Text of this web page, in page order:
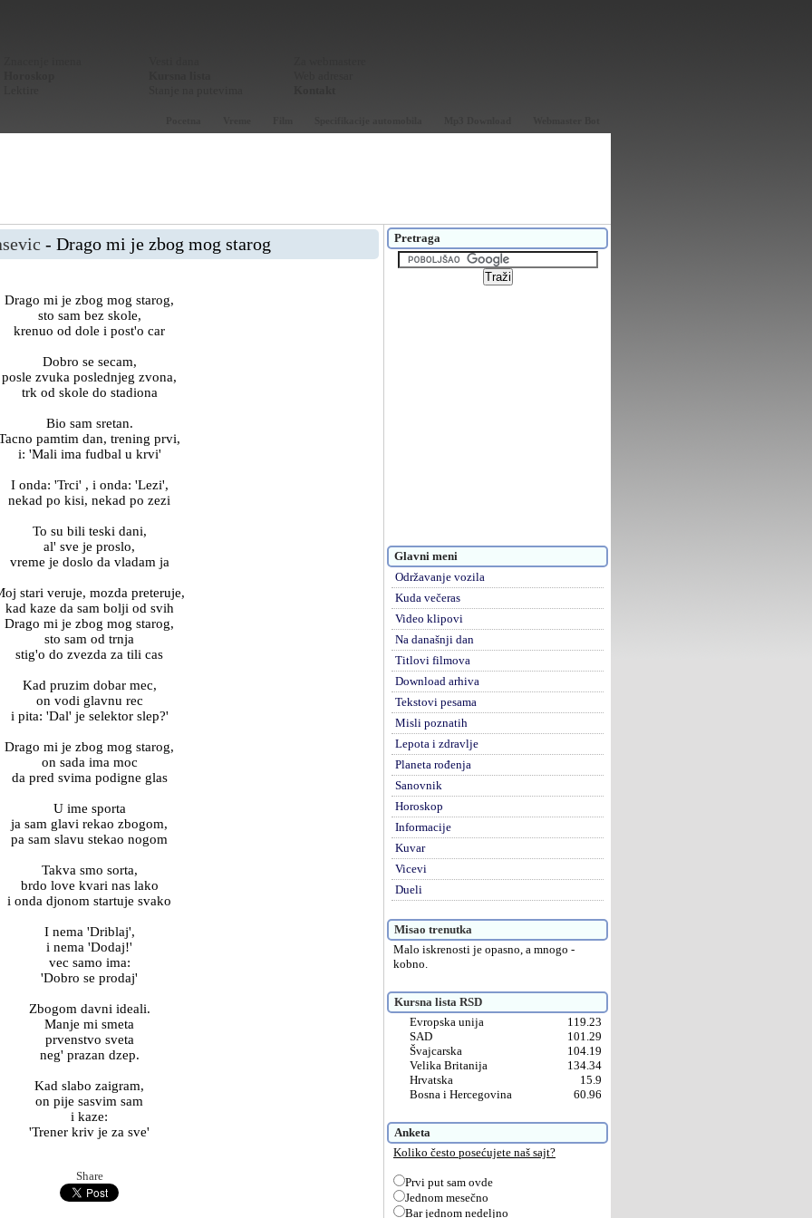
- Drago mi je zbog mog starog
Drago mi je zbog mog starog,
sto sam bez skole,
krenuo od dole i post'o car
Dobro se secam,
posle zvuka poslednjeg zvona,
trk od skole do stadiona
Bio sam sretan.
pamtim dan, trening prvi,
i: 'Mali ima fudbal u krvi'
I onda: 'Trci' , i onda: 'Lezi',
nekad po kisi, nekad po zezi
To su bili teski dani,
al' sve je proslo,
vreme je doslo da vladam ja
stari veruje, mozda preteruje,
kad kaze da sam bolji od svih
Drago mi je zbog mog starog,
sto sam od trnja
stig'o do zvezda za tili cas
Kad pruzim dobar mec,
on vodi glavnu rec
i pita: 'Dal' je selektor slep?'
Drago mi je zbog mog starog,
on sada ima moc
da pred svima podigne glas
U ime sporta
ja sam glavi rekao zbogom,
pa sam slavu stekao nogom
Takva smo sorta,
brdo love kvari nas lako
i onda djonom startuje svako
I nema 'Driblaj',
i nema 'Dodaj!'
vec samo ima:
'Dobro se prodaj'
Zbogom davni ideali.
Manje mi smeta
prvenstvo sveta
neg' prazan dzep.
Kad slabo zaigram,
on pije sasvim sam
i kaze:
'Trener kriv je za sve'
Share
Pretraga
Glavni meni
Održavanje vozila
Kuda večeras
Video klipovi
Na današnji dan
Titlovi filmova
Download arhiva
Tekstovi pesama
Misli poznatih
Lepota i zdravlje
Planeta rođenja
Sanovnik
Horoskop
Informacije
Kuvar
Vicevi
Dueli
Misao trenutka
Malo iskrenosti je opasno, a mnogo -
kobno.
Kursna lista RSD
Evropska unija
119.23
SAD
101.29
Švajcarska
104.19
Velika Britanija
134.34
Hrvatska
15.9
Bosna i Hercegovina
60.96
Anketa
Koliko često posećujete naš sajt?
Prvi put sam ovde
Jednom mesečno
Bar jednom nedeljno